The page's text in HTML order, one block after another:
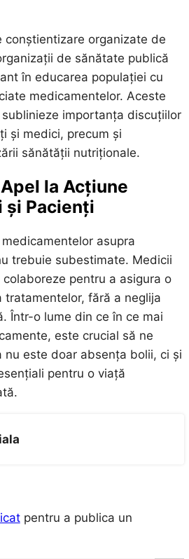
conștientizare organizate de
de sănătate publică
în educarea populației cu
medicamentelor. Aceste
importanța discuțiilor
și medici, precum și
sănătății nutriționale.
la Acțiune
și Pacienți
asupra
trebuie subestimate. Medicii
pentru a asigura o
tratamentelor, fără a neglija
Într-o lume din ce în ce mai
este crucial să ne
nu este doar absența bolii, ci și
pentru o viață
pentru a publica un